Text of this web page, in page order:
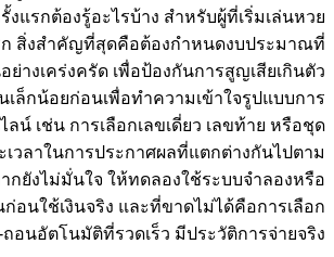
แรกต้องรู้อะไรบ้าง สำหรับผู้ที่เริ่มเล่นหวย
สิ่งสำคัญที่สุดคือต้องกำหนดงบประมาณที่
ย่างเคร่งครัด เพื่อป้องกันการสูญเสียเกินตัว
เล็กน้อยก่อนเพื่อทำความเข้าใจรูปแบบการ
น์ เช่น การเลือกเลขเดี่ยว เลขท้าย หรือชุด
เวลาในการประกาศผลที่แตกต่างกันไปตาม
กยังไม่มั่นใจ ให้ทดลองใช้ระบบจำลองหรือ
อนใช้เงินจริง และที่ขาดไม่ได้คือการเลือก
อนอัตโนมัติที่รวดเร็ว มีประวัติการจ่ายจริง...